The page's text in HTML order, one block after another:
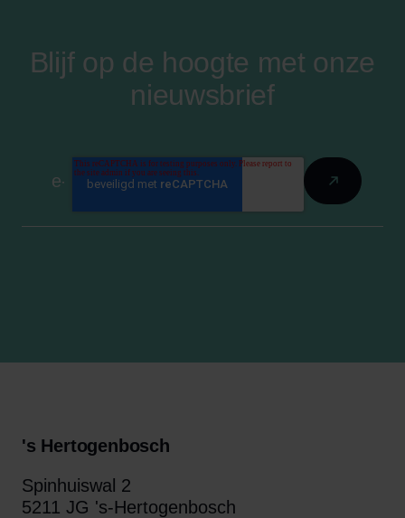
Blijf op de hoogte met onze
nieuwsbrief
's Hertogenbosch
Spinhuiswal 2
5211 JG 's-Hertogenbosch